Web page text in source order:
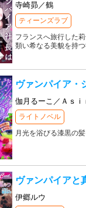
寺崎昴／鶴
ティーンズラブ
フランスへ旅行した
類い希なる美貌を持
ヴァンパイア・
伽月るーこ／Ａｓｉ
ライトノベル
月光を浴びる漆黒の
ヴァンパイアと
伊郷ルウ